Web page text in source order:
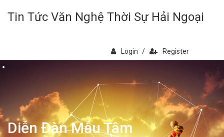
Tin Tức Văn Nghệ Thời Sự Hải Ngoại
Login / Register
Diễn Đàn Mẫu Tâm